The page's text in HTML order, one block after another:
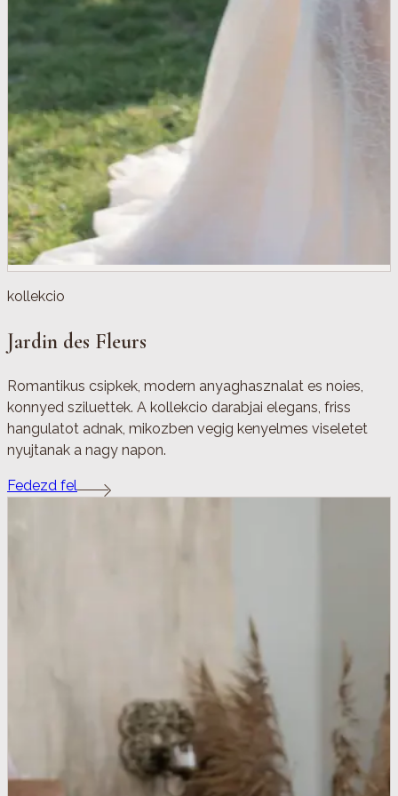
kollekcio
Jardin des Fleurs
Romantikus csipkek, modern anyaghasznalat es noies,
konnyed sziluettek. A kollekcio darabjai elegans, friss
hangulatot adnak, mikozben vegig kenyelmes viseletet
nyujtanak a nagy napon.
Fedezd fel